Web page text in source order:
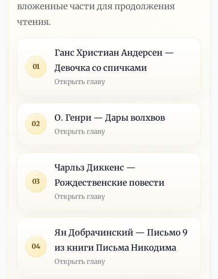
вложенные части для продолжения
чтения.
01
Ганс Христиан Андерсен —
Девочка со спичками
Открыть главу
02
О. Генри — Дары волхвов
Открыть главу
03
Чарльз Диккенс —
Рождественские повести
Открыть главу
04
Ян Добрачинский — Письмо 9
из книги Письма Никодима
Открыть главу